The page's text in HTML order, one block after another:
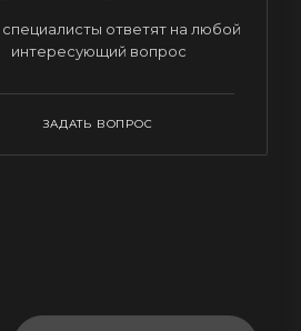
ответят на любой
интересующий вопрос
ЗАДАТЬ ВОПРОС